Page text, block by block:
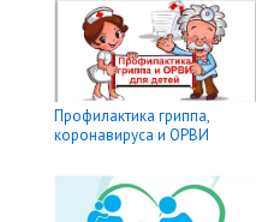
Профилактика гриппа,
коронавируса и ОРВИ